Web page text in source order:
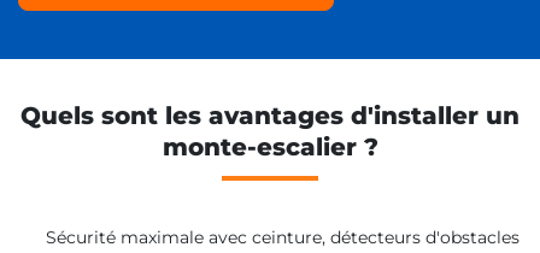
Quels sont les avantages d'installer un
monte-escalier ?
Sécurité maximale avec ceinture, détecteurs d'obstacles